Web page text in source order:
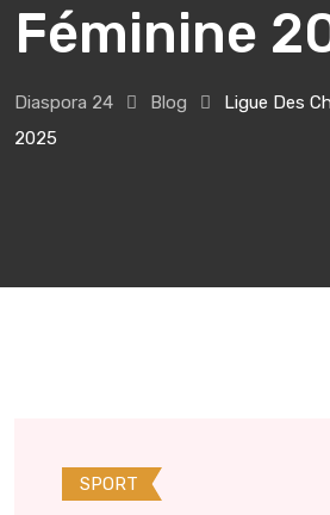
Féminine
Diaspora 24 Blog
Ligue Des
2025
SPORT